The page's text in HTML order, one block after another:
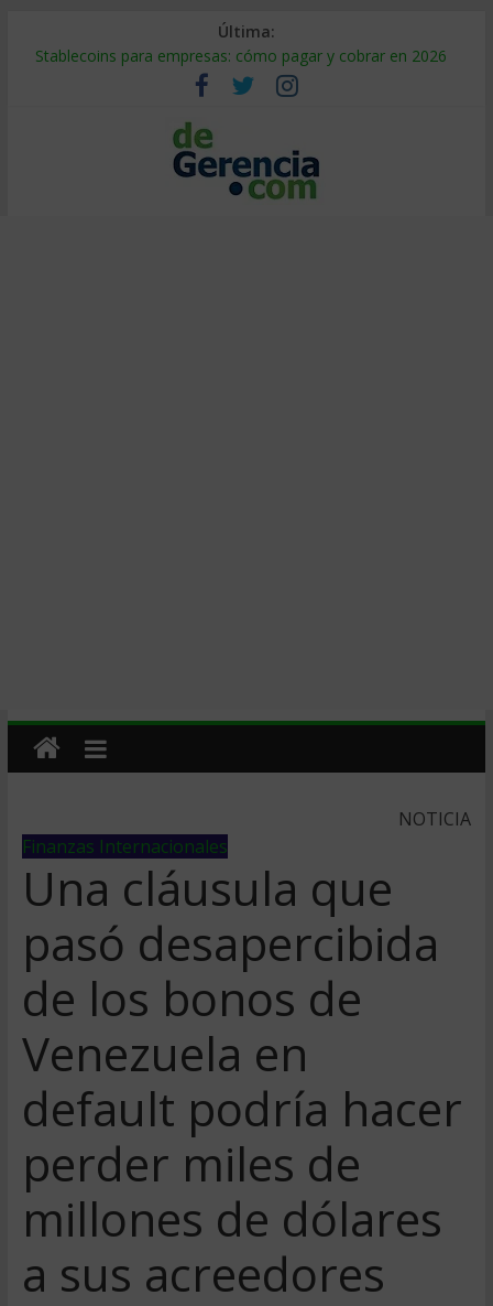
Última:
Stablecoins para empresas: cómo pagar y cobrar en 2026
Despido silencioso: qué es y por qué sale tan caro
IA en selección de personal: cómo auditarla a tiempo
Trabajo forzoso en la cadena de suministro: qué hacer
Mercado hispano de EE. UU.: cómo segmentarlo y venderle
NOTICIA
Finanzas Internacionales
Una cláusula que
pasó desapercibida
de los bonos de
Venezuela en
default podría hacer
perder miles de
millones de dólares
a sus acreedores